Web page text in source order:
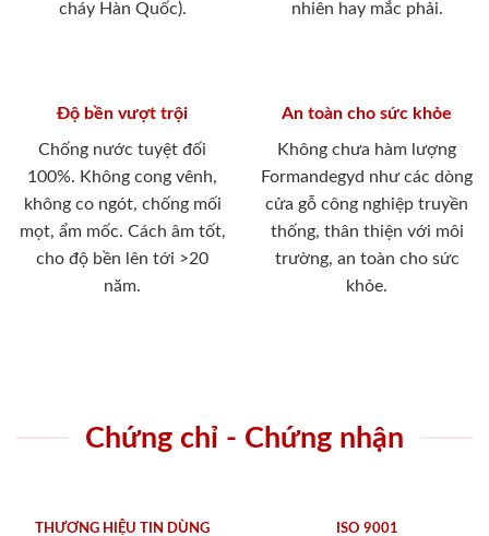
cháy Hàn Quốc).
nhiên hay mắc phải.
Độ bền vượt trội
Chống nước tuyệt đối
100%. Không cong vênh,
không co ngót, chống mối
mọt, ẩm mốc. Cách âm tốt,
cho độ bền lên tới >20
năm.
An toàn cho sức khỏe
Không chưa hàm lượng
Formandegyd như các dòng
cửa gỗ công nghiệp truyền
thống, thân thiện với môi
trường, an toàn cho sức
khỏe.
Chứng chỉ - Chứng nhận
THƯƠNG HIỆU TIN DÙNG
ISO 9001